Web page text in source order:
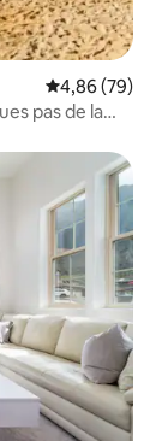
Évaluation
4,86 (79)
pas de la